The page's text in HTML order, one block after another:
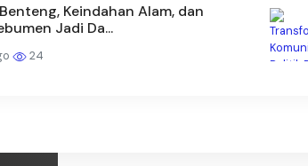
Keindahan Alam, dan
Jadi Da...
24